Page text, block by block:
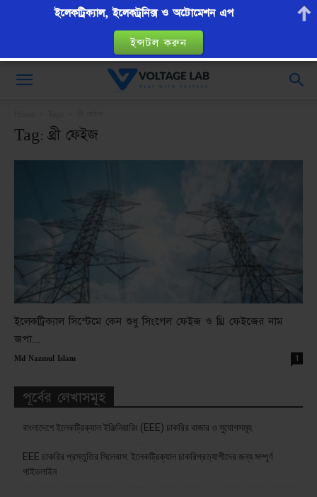
VoltageLab
Tag: থ্রী ফেইজ
ইলেকট্রিক্যাল সিস্টেমে কেন শুধু সিংগেল ফেইজ ও থ্রি ফেইজের নাম
জপা...
Md Nazmul Islam 1
পূর্বের লেখাসমূহ
বাংলাদেশে ইলেকট্রিক্যাল ইঞ্জিনিয়ারিং (EEE) চাকরির বাজার ও সুযোগসমূহ
EEE চাকরির প্রস্তুতির সিলেবাস: ইলেকট্রিক্যাল চাকরিপ্রত্যাশীদের জন্য সম্পূর্ণ
গাইডলাইন
ইলেকট্রিক্যাল, ইলেকট্রনিক্স ও অটোমেশন এপ
ইন্সটল করুন